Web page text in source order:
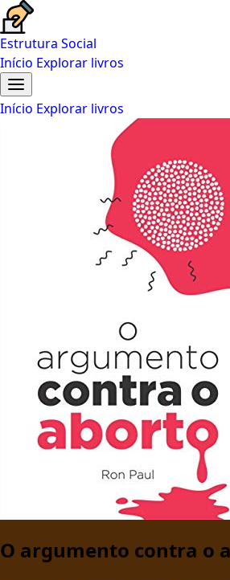
Estrutura Social
Início Explorar livros
Início Explorar livros
O argumento contra o